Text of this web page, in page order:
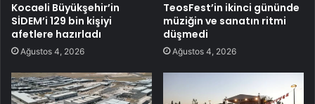
Kocaeli Büyükşehir’in
SİDEM’i 129 bin kişiyi
afetlere hazırladı
Ağustos 4, 2026
TeosFest’in ikinci gününde
müziğin ve sanatın ritmi
düşmedi
Ağustos 4, 2026